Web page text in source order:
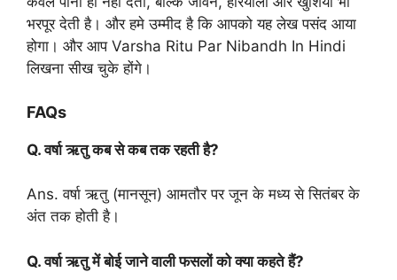
भरपूर देती है। और हमे उम्मीद है कि आपको यह लेख पसंद आया
होगा। और आप Varsha Ritu Par Nibandh In Hindi
लिखना सीख चुके होंगे।
FAQs
Q. वर्षा ऋतु कब से कब तक रहती है?
Ans. वर्षा ऋतु (मानसून) आमतौर पर जून के मध्य से सितंबर के
अंत तक होती है।
Q. वर्षा ऋतु में बोई जाने वाली फसलों को क्या कहते हैं?